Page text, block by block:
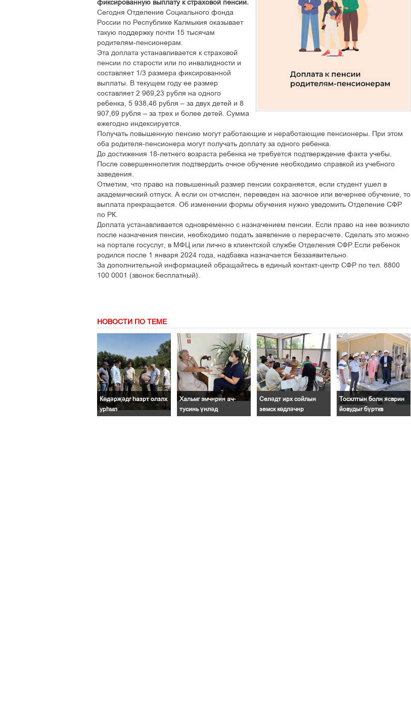
фиксированную выплату к страховой пенсии.
Сегодня Отделение Социального фонда
России по Республике Калмыкия оказывает
такую поддержку почти 15 тысячам
родителям-пенсионерам.
Эта доплата устанавливается к страховой
пенсии по старости или по инвалидности и
составляет 1/3 размера фиксированной
выплаты. В текущем году ее размер
составляет 2 969,23 рубля на одного
ребенка, 5 938,46 рубля – за двух детей и 8
907,69 рубля – за трех и более детей. Сумма
ежегодно индексируется.
Получать повышенную пенсию могут работающие и неработающие пенсионеры. При этом
оба родителя-пенсионера могут получать доплату за одного ребенка.
До достижения 18-летнего возраста ребенка не требуется подтверждение факта учебы.
После совершеннолетия подтвердить очное обучение необходимо справкой из учебного
заведения.
Отметим, что право на повышенный размер пенсии сохраняется, если студент ушел в
академический отпуск. А если он отчислен, переведен на заочное или вечернее обучение, то
выплата прекращается. Об изменении формы обучения нужно уведомить Отделение СФР
по РК.
Доплата устанавливается одновременно с назначением пенсии. Если право на нее возникло
после назначения пенсии, необходимо подать заявление о перерасчете. Сделать это можно
на портале госуслуг, в МФЦ или лично в клиентской службе Отделения СФР.Если ребенок
родился после 1 января 2024 года, надбавка назначается беззаявительно.
За дополнительной информацией обращайтесь в единый контакт-центр СФР по тел. 8800
100 0001 (звонок бесплатный).
НОВОСТИ ПО ТЕМЕ
Көдәрҗәдг һазрт олзлх
урһмл
Хальмг эмчнрин ач-
тусинь үнләд
Селәдт ирх сойлын
земск көдләчнр
Тосхлтын болн ясврин
йовудыг бүрткв